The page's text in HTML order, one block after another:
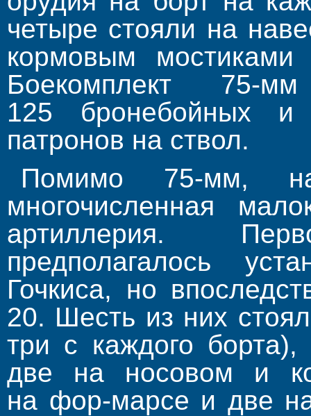
четыре стояли на
кормовым
Боекомплект 75-
125 бронебойных и
патронов на ствол.
Помимо 75-мм,
многочисленная
артиллерия.
предполагалось
Гочкиса, но
20. Шесть из них
три с каждого
две на носовом и
на фор-марсе и две